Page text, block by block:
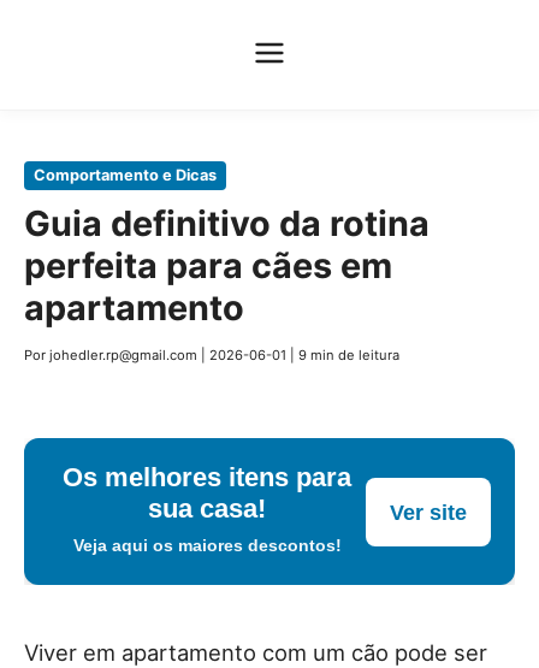
Pular
conteúdo
principal
Comportamento e Dicas
Guia definitivo da rotina
perfeita para cães em
apartamento
Por johedler.rp@gmail.com 2026-06-01 9 min de leitura
Os melhores itens para
sua casa!
Veja aqui os maiores descontos!
Ver site
Viver em apartamento com um cão pode ser